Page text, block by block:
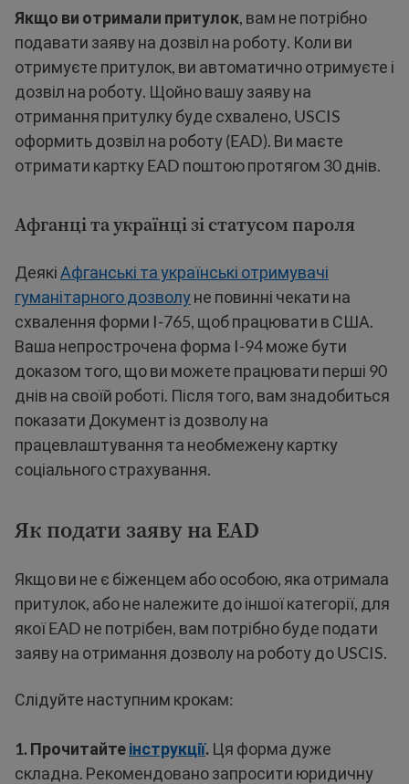
Якщо ви отримали притулок, вам не потрібно
подавати заяву на дозвіл на роботу. Коли ви
отримуєте притулок, ви автоматично отримуєте і
дозвіл на роботу. Щойно вашу заяву на
отримання притулку буде схвалено, USCIS
оформить дозвіл на роботу (EAD). Ви маєте
отримати картку EAD поштою протягом 30 днів.
Афганці та українці зі статусом пароля
Деякі Афганські та українські отримувачі
гуманітарного дозволуне повинні чекати на
схвалення форми I-765, щоб працювати в США.
Ваша непрострочена форма I-94 може бути
доказом того, що ви можете працювати перші 90
днів на своїй роботі. Після того, вам знадобиться
показати Документ із дозволу на
працевлаштування та необмежену картку
соціального страхування.
Як подати заяву на EAD
Якщо ви не є біженцем або особою, яка отримала
притулок, або не належите до іншої категорії, для
якої EAD не потрібен, вам потрібно буде подати
заяву на отримання дозволу на роботу до USCIS.
Слідуйте наступним крокам:
1.Прочитайтеінструкції. Ця форма дуже
складна. Рекомендовано запросити юридичну